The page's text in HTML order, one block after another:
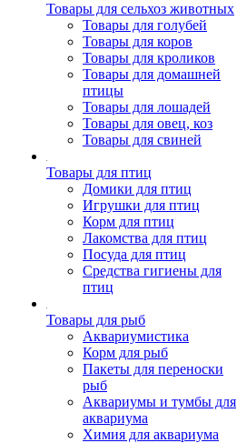
Товары для сельхоз животных
Товары для голубей
Товары для коров
Товары для кроликов
Товары для домашней
птицы
Товары для лошадей
Товары для овец, коз
Товары для свиней
Товары для птиц
Домики для птиц
Игрушки для птиц
Корм для птиц
Лакомства для птиц
Посуда для птиц
Средства гигиены для
птиц
Товары для рыб
Аквариумистика
Корм для рыб
Пакеты для переноски
рыб
Аквариумы и тумбы для
аквариума
Химия для аквариума